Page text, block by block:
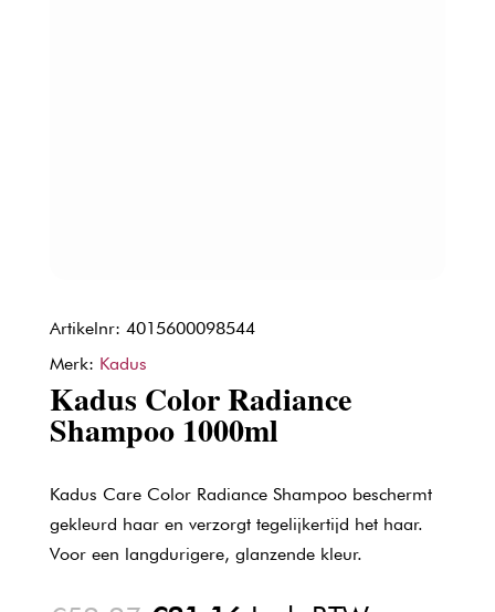
Artikelnr: 4015600098544
Merk: Kadus
Kadus Color Radiance
Shampoo 1000ml
Kadus Care Color Radiance Shampoo beschermt
gekleurd haar en verzorgt tegelijkertijd het haar.
Voor een langdurigere, glanzende kleur.